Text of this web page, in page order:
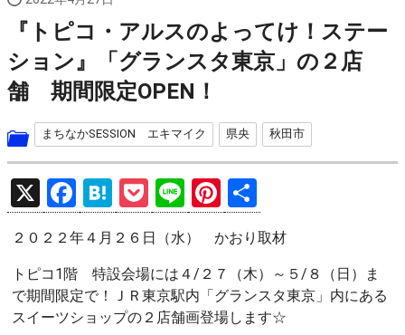
『トピコ・アルスのよってけ！ステー
ション』「グランスタ東京」の２店
舗 期間限定OPEN！
まちなかSESSION エキマイク 県央 秋田市
X
F
a
ce
b
o
H
at
e
n
a
P
o
ck
et
Li
n
e
Pi
nt
er
es
t
有
２０２２年４月２６日（水） かおり取材
トピコ1階 特設会場には４/２７（木）～５/８（日）ま
で期間限定で！ＪＲ東京駅内「グランスタ東京」内にある
スイーツショップの２店舗画登場します☆